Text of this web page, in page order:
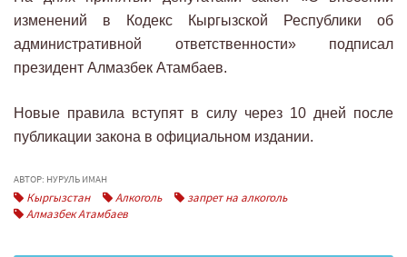
изменений в Кодекс Кыргызской Республики об
административной ответственности» подписал
президент Алмазбек Атамбаев.
Новые правила вступят в силу через 10 дней после
публикации закона в официальном издании.
АВТОР: НУРУЛЬ ИМАН
Кыргызстан Алкоголь
запрет на алкоголь
Алмазбек Атамбаев